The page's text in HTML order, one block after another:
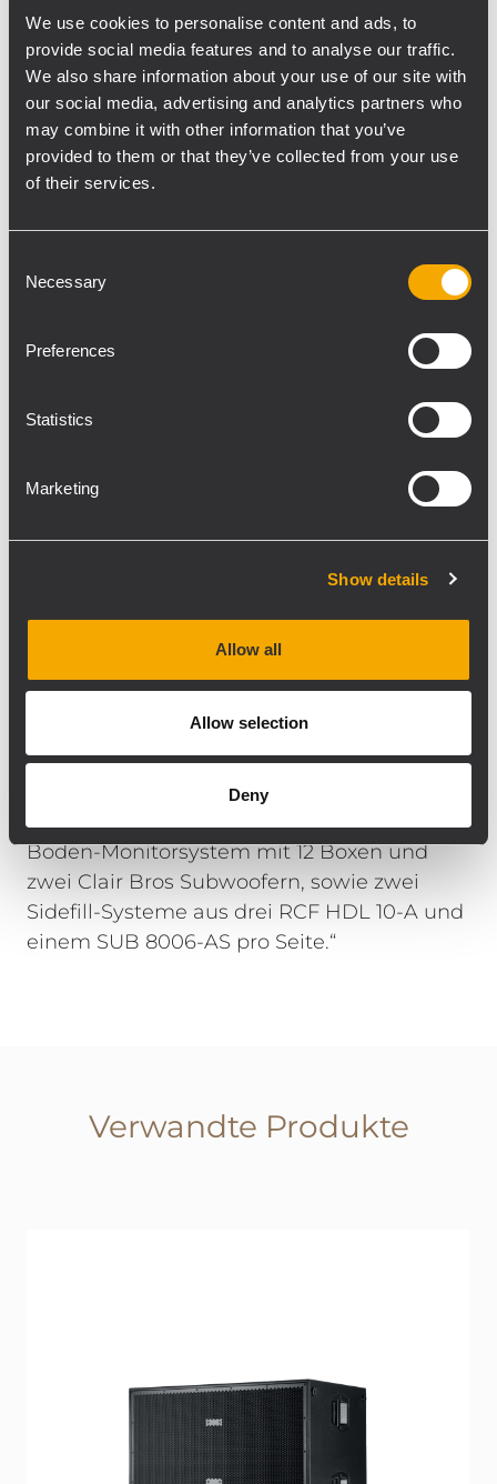
We use cookies to personalise content and ads, to
provide social media features and to analyse our traffic.
We also share information about your use of our site with
our social media, advertising and analytics partners who
may combine it with other information that you’ve
provided to them or that they’ve collected from your use
of their services.
Selection
Necessary
Preferences
Statistics
Marketing
Show details
Allow all
Allow selection
Deny
Xavier Rudd und Glen Hansard in dem
Amphitheater über dem Gardasee.
„Die Beschallungsanlage, die wir am
Vittoriale degli Italiani installiert haben,
sorgte für eine vollständige Abdeckung der
Arena. Diese umfasst drei Sitzbereiche -
liegt,“ sagt Stefano Fioretti vom
vergangenen Jahren haben wir ein System
amerikanischen Marke verwendet, 12 pro
Seite, und die Musik war auf der Imperial-
30-A Line-Array-System, das wir in diesem
klangen dort oben sogar besser.
“ Fioretti erklärt: „Am Anfang der Kette
LAKE LM44 Prozessoren und schließlich die
PA. Wir nutzen zudem die netzwerkbasierte
Steuerung über RCF RDNet auf einem
Laptop. Auf der Bühne haben wir ein
Boden-Monitorsystem mit 12 Boxen und
zwei Clair Bros Subwoofern, sowie zwei
Sidefill-Systeme aus drei RCF HDL 10-A und
einem SUB 8006-AS pro Seite.“
Verwandte Produkte